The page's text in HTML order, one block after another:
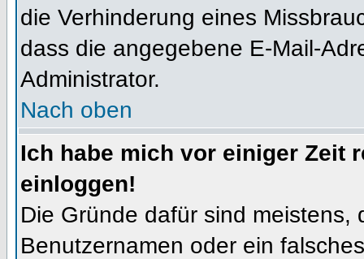
die Verhinderung eines
dass die angegebene E-Mail-
Administrator.
Nach oben
Ich habe mich vor einiger Zeit
einloggen!
Die Gründe dafür sind
Benutzernamen oder ein